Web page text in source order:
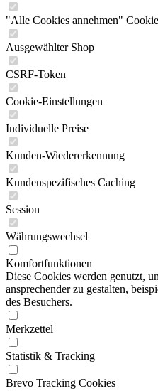
"Alle Cookies annehmen" Cookie
Ausgewählter Shop
CSRF-Token
Cookie-Einstellungen
Individuelle Preise
Kunden-Wiedererkennung
Kundenspezifisches Caching
Session
Währungswechsel
Komfortfunktionen
Diese Cookies werden genutzt,
ansprechender zu gestalten,
des Besuchers.
Merkzettel
Statistik & Tracking
Brevo Tracking Cookies